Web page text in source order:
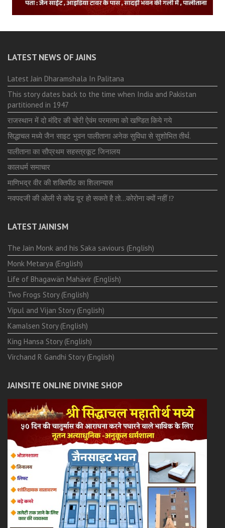
LATEST NEWS OF JAINS
Latest Jain Dharamshala In Palitana
This story dates back to the time when India and Pakistan
partitioned in 1947
राजस्थान में दो मंदिर की चोरी ऐवंम परमात्मा को खण्डित किये गये
सिद्धाचल मध्ये जैन साइट भुवन पालीताना अनेक सुविधा से सुशोभित तीर्थ.
पालीताना का सौप्रथम सहस्त्रकूट जिनालय
कालधर्म समाचार
माणिभद्र वीर की शक्तिपीठ का शिलान्यास
नवपदजी की ओली से कोढ दूर हो सकते है तो…कोरोना क्यों नहीं ⁉️
LATEST JAINISM
The Jain Monk and his Saka saviours (English)
Monk Metarya (English)
Life of Bhagawän Mahävir (English)
Two Frogs Story (English)
Vipul and Vijan Story (English)
Kamalsen Story (English)
King Hansa Story (English)
Virchand R Gandhi Story (English)
JAINSITE ONLINE DIVINE SHOP